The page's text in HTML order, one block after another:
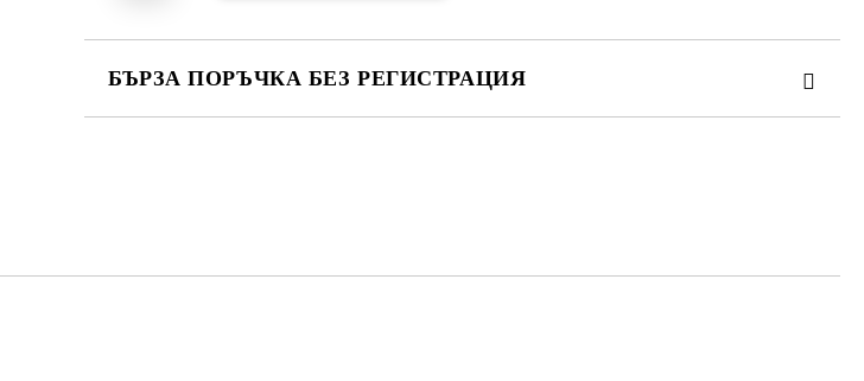
БЪРЗА ПОРЪЧКА БЕЗ РЕГИСТРАЦИЯ